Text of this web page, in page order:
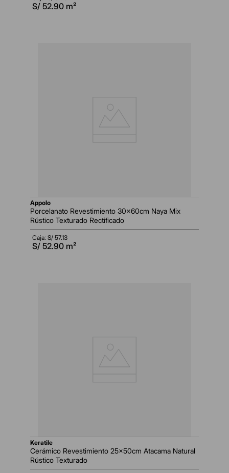
S/ 52.90 m²
appolo
Porcelanato Revestimiento 30x60cm Naya Mix
Rústico Texturado Rectificado
Caja: S/ 57.13
S/ 52.90 m²
keratile
Cerámico Revestimiento 25x50cm Atacama Natural
Rústico Texturado